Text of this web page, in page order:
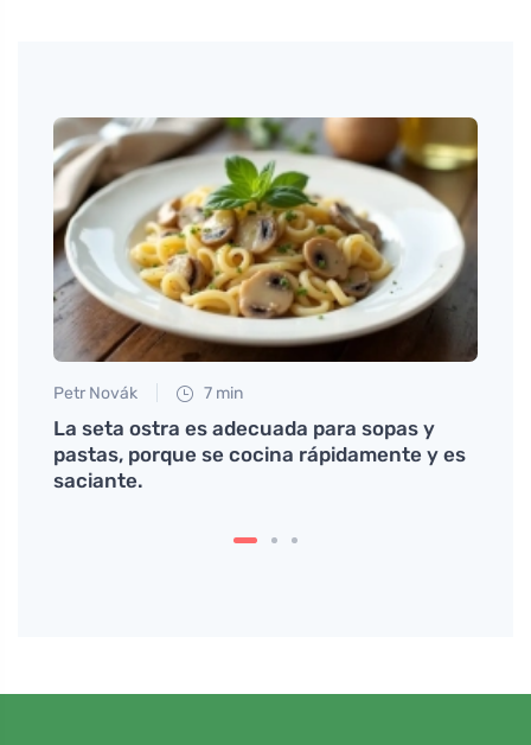
Petr Novák 7 min
La seta ostra es adecuada para sopas y
pastas, porque se cocina rápidamente y es
saciante.